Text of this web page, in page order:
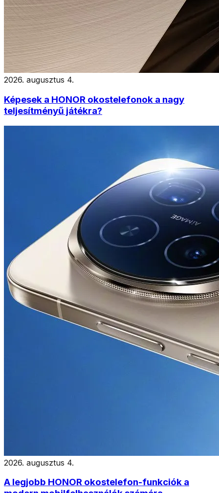
2026. augusztus 4.
Képesek a HONOR okostelefonok a nagy
teljesítményű játékra?
2026. augusztus 4.
A legjobb HONOR okostelefon-funkciók a